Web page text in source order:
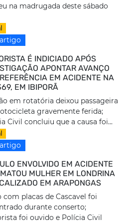
na madrugada deste sábado
É INDICIADO APÓS
APONTAR AVANÇO
EM ACIDENTE NA
EM IBIPORÃ
em rotatória deixou passageira
gravemente ferida;
Civil concluiu que a causa foi...
ENVOLVIDO EM ACIDENTE
MULHER EM LONDRINA
EM ARAPONGAS
com placas de Cascavel foi
durante conserto;
foi ouvido e Polícia Civil